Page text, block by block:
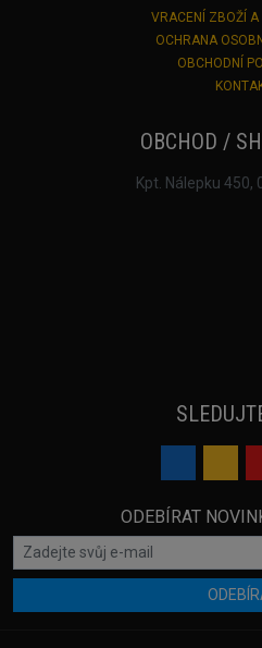
VRACENÍ ZBOŽÍ A
OCHRANA
OBCHODNÍ
OBCHOD /
Kpt. Nálepku 450,
ODEBÍRAT